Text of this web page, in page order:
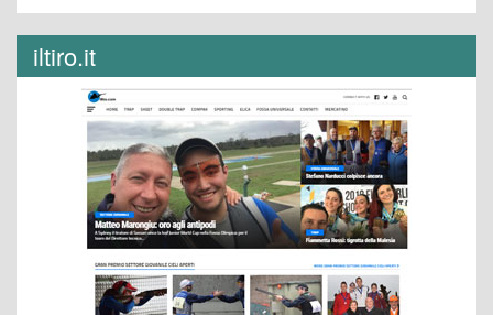
iltiro.it